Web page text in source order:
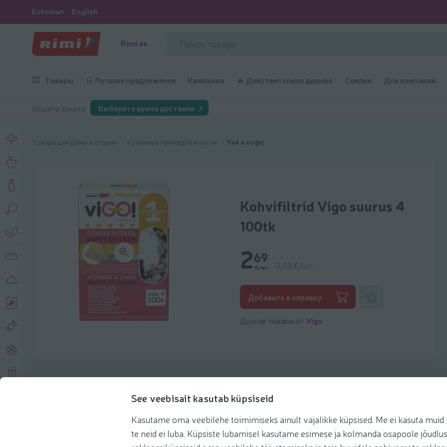
See veebisait kasutab küpsiseid
Kasutame oma veebilehe toimimiseks ainult vajalikke küpsised. Me ei kasuta muid
te neid ei luba. Küpsiste lubamisel kasutame esimese ja kolmanda osapoole
Estonian English
Rimi.ee
Товары 🛒 Лучшие предложения Кампании 🔥 Действительно дешево Скидки Для компаний
Выдача заказа: Выберите время доставки
Товары для дома и отдыха Кухонные принадлежности Чай и кофе
Kohvifiltrid Vigo suurus 4
100tk
269
€/шт. 0,03 €/шт.
Добавить в корзину
Другие товары от Vigo
Рекомендации